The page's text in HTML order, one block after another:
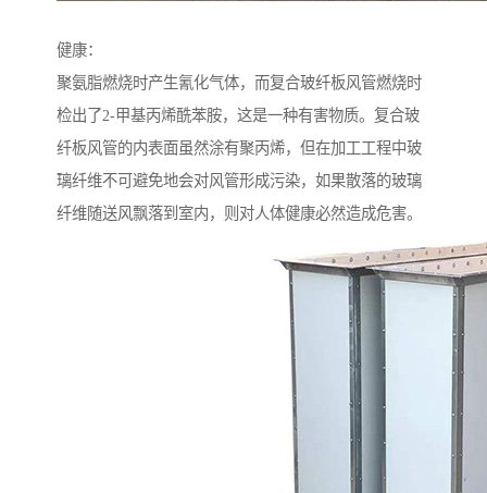
健康：
聚氨脂燃烧时产生氰化气体，而复合玻纤板风管燃烧时
检出了2-甲基丙烯酰苯胺，这是一种有害物质。复合玻
纤板风管的内表面虽然涂有聚丙烯，但在加工工程中玻
璃纤维不可避免地会对风管形成污染，如果散落的玻璃
纤维随送风飘落到室内，则对人体健康必然造成危害。